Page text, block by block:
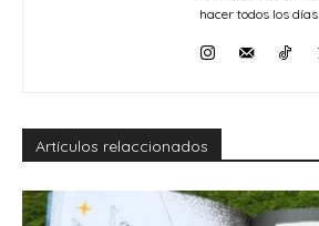
hacer todos los días.
Artículos relaccionados